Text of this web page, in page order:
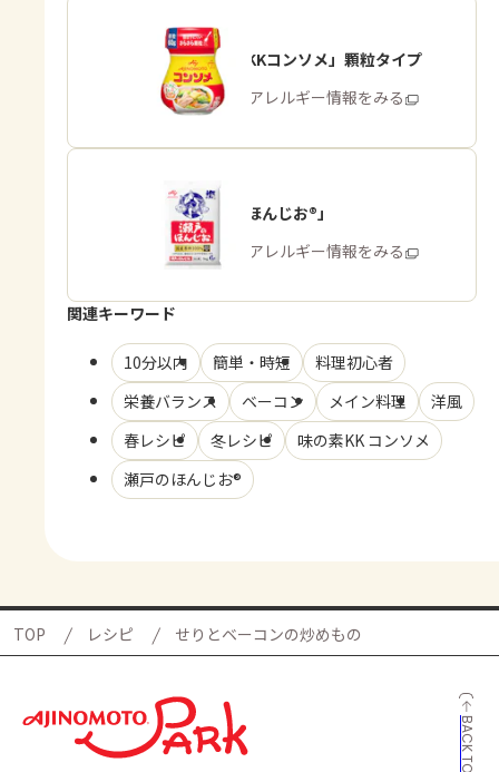
「味の素KKコンソメ」顆粒タイプ
商品・アレルギー情報をみる
「瀬戸のほんじお®」
商品・アレルギー情報をみる
関連キーワード
10分以内 簡単・時短
料理初心者
栄養バランス
ベーコン メイン料理
洋風
春レシピ
冬レシピ
味の素KK コンソメ
瀬戸のほんじお®
TOP レシピ せりとベーコンの炒めもの